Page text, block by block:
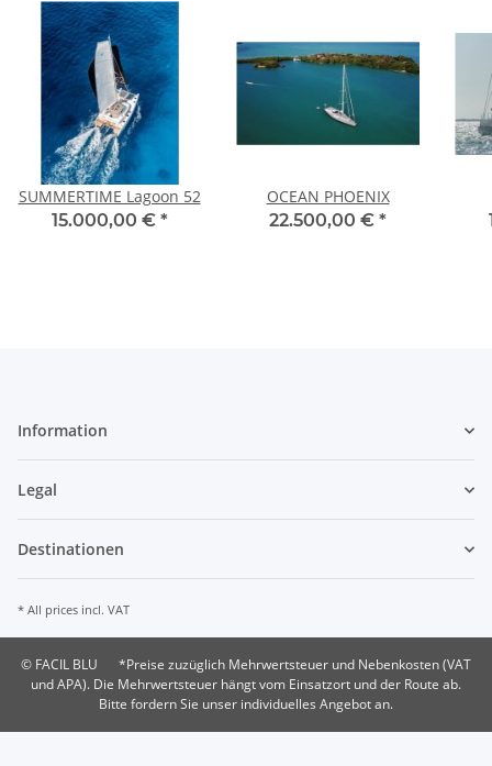
SUMMERTIME Lagoon 52
15.000,00 € *
OCEAN PHOENIX
22.500,00 € *
Information
Legal
Destinationen
* All prices incl. VAT
© FACIL BLU
*Preise zuzüglich Mehrwertsteuer und Nebenkosten (VAT
und APA). Die Mehrwertsteuer hängt vom Einsatzort und der Route ab.
Bitte fordern Sie unser individuelles Angebot an.